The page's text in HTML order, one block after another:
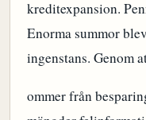
kreditexpansion.
Enorma summor
ingenstans. Genom
ommer från